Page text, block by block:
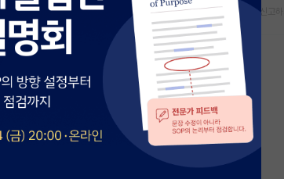
스크랩 신고하